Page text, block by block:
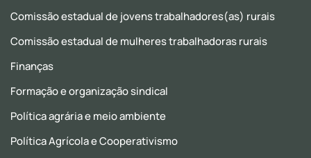
Comissão estadual de jovens trabalhadores(as) rurais
Comissão estadual de mulheres trabalhadoras rurais
Finanças
Formação e organização sindical
Política agrária e meio ambiente
Política Agrícola e Cooperativismo